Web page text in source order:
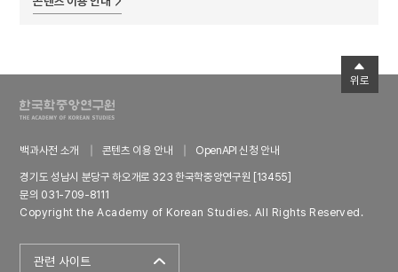
백과사전 소개 콘텐츠 이용 안내
OpenAPI 신청 안내
경기도 성남시 분당구 하오개로 323 한국학중앙연구원 [13455]
문의 031-709-8111
Copyright the Academy of Korean Studies. All Rights Reserved.
관련 사이트
위로